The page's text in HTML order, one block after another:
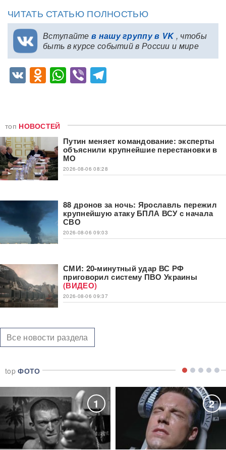
ЧИТАТЬ СТАТЬЮ ПОЛНОСТЬЮ
Вступайте в нашу группу в VK, чтобы
быть в курсе событий в России и мире
VKOdnoklassniki
WhatsApp
Viber
топ НОВОСТЕЙ
Путин меняет командование: эксперты
объяснили крупнейшие перестановки в
МО
2026-08-06 08:28
88 дронов за ночь: Ярославль пережил
крупнейшую атаку БПЛА ВСУ с начала
СВО
2026-08-06 09:03
СМИ: 20-минутный удар ВС РФ
приговорил систему ПВО Украины
(ВИДЕО)
2026-08-06 09:37
Все новости раздела
topФОТО
1 2